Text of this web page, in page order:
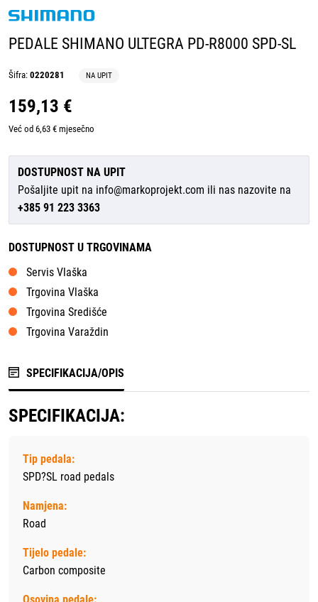
PEDALE SHIMANO ULTEGRA PD-R8000 SPD-SL
Šifra: 0220281 NA UPIT
159,13 €
Već od 6,63 € mjesečno
DOSTUPNOST NA UPIT
Pošaljite upit na info@markoprojekt.com ili nas nazovite na
+385 91 223 3363
DOSTUPNOST U TRGOVINAMA
Servis Vlaška
Trgovina Vlaška
Trgovina Središće
Trgovina Varaždin
SPECIFIKACIJA/OPIS
SPECIFIKACIJA:
Tip pedala:
SPD?SL road pedals
Namjena:
Road
Tijelo pedale:
Carbon composite